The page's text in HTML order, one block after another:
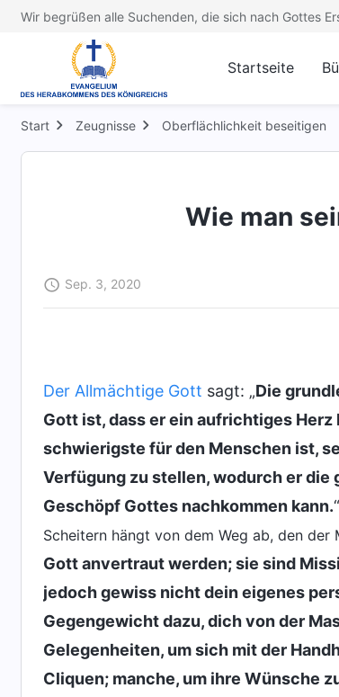
Wir begrüßen alle Suchenden, die sich nach Gottes
Startseite
Start Zeugnisse Oberflächlichkeit beseitigen
Wie man
Sep. 3, 2020
Der Allmächtige Gott sagt: „Die
Gott ist, dass er ein aufrichtiges
schwierigste für den Menschen ist,
Verfügung zu stellen, wodurch er die
Geschöpf Gottes nachkommen kann.“
Scheitern hängt von dem Weg ab, den der
Gott anvertraut werden; sie sind
jedoch gewiss nicht dein eigenes
Gegengewicht dazu, dich von der
Gelegenheiten, um sich mit der
Cliquen; manche, um ihre Wünsche